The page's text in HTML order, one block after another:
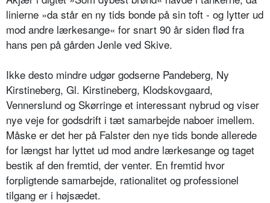
linierne »da står en ny tids bonde på sin toft - og lytter ud
mod andre lærkesange« for snart 90 år siden flød fra
hans pen på gården Jenle ved Skive.
Ikke desto mindre udgør godserne Pandeberg, Ny
Kirstineberg, Gl. Kirstineberg, Klodskovgaard,
Vennerslund og Skørringe et interessant nybrud og viser
nye veje for godsdrift i tæt samarbejde naboer imellem.
Måske er det her på Falster den nye tids bonde allerede
for længst har lyttet ud mod andre lærkesange og taget
bestik af den fremtid, der venter. En fremtid hvor
forpligtende samarbejde, rationalitet og professionel
tilgang er i højsædet.